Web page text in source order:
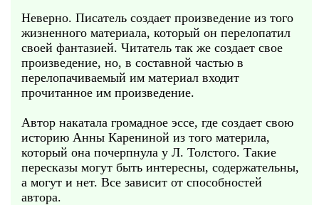
Неверно. Писатель создает произведение из того
жизненного материала, который он перелопатил
своей фантазией. Читатель так же создает свое
произведение, но, в составной частью в
перелопачиваемый им материал входит
прочитанное им произведение.
Автор накатала громадное эссе, где создает свою
историю Анны Карениной из того материла,
который она почерпнула у Л. Толстого. Такие
пересказы могут быть интересны, содержательны,
а могут и нет. Все зависит от способностей
автора.